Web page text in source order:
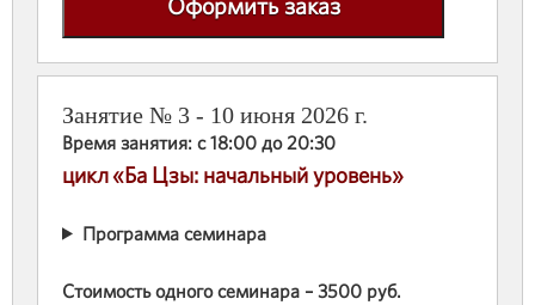
Занятие № 3 - 10 июня 2026 г.
Время занятия: с 18:00 до 20:30
цикл «Ба Цзы: начальный уровень»
Программа семинара
Стоимость одного семинара – 3500 руб.